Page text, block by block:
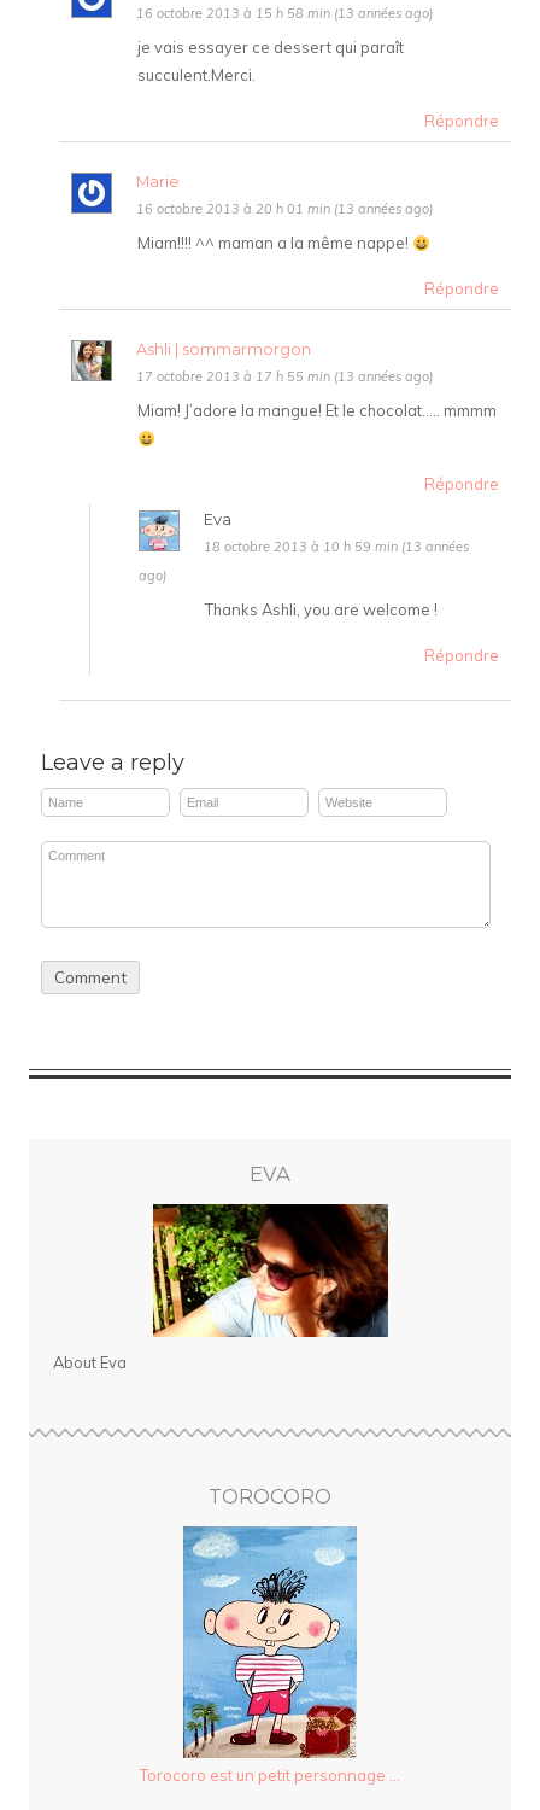
16 octobre 2013 à 15 h 58 min (13 années ago)
je vais essayer ce dessert qui paraît
succulent.Merci.
Répondre
Marie
16 octobre 2013 à 20 h 01 min (13 années ago)
Miam!!!! ^^ maman a la même nappe!
Répondre
Ashli | sommarmorgon
17 octobre 2013 à 17 h 55 min (13 années ago)
Miam! J’adore la mangue! Et le chocolat….. mmmm
Répondre
Eva
18 octobre 2013 à 10 h 59 min (13 années
ago)
Thanks Ashli, you are welcome !
Répondre
Leave a reply
EVA
About Eva
TOROCORO
Torocoro est un petit personnage ...